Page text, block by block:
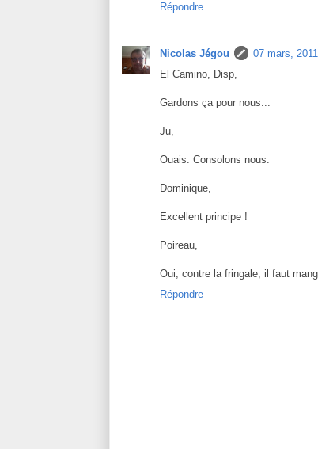
Répondre
Nicolas Jégou
07 mars,
El Camino, Disp,
Gardons ça pour nous...
Ju,
Ouais. Consolons nous.
Dominique,
Excellent principe !
Poireau,
Oui, contre la fringale, il faut
Répondre